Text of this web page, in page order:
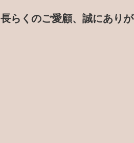
長らくのご愛顧、誠にあり